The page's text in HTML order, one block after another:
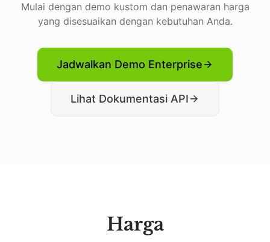
Mulai dengan demo kustom dan penawaran harga
yang disesuaikan dengan kebutuhan Anda.
Jadwalkan Demo Enterprise
Lihat Dokumentasi API
Harga